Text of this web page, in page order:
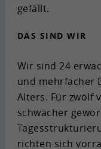
ge­fällt.
DAS SIND WIR
Wir sind 24
und mehr­fa­cher
Al­ters. Für zwölf
schwä­cher
rich­ten sich